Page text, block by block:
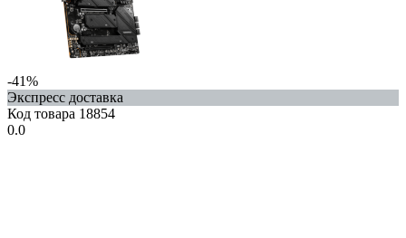
-41%
Экспресс доставка
Код товара 18854
0.0